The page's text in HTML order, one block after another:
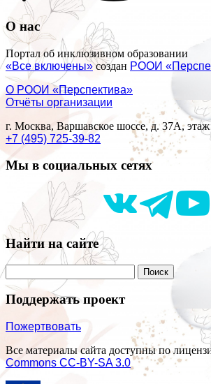
О нас
Портал об инклюзивном образовании
«Все включены»создан РООИ
О РООИ «Перспектива»
Отчёты организации
г. Москва, Варшавское шоссе, д. 37А,
+7 (495) 725-39-82
Мы в социальных сетях
Найти на сайте
Поддержать проект
Пожертвовать
Все материалы сайта доступны по
Commons СС-BY-SA 3.0